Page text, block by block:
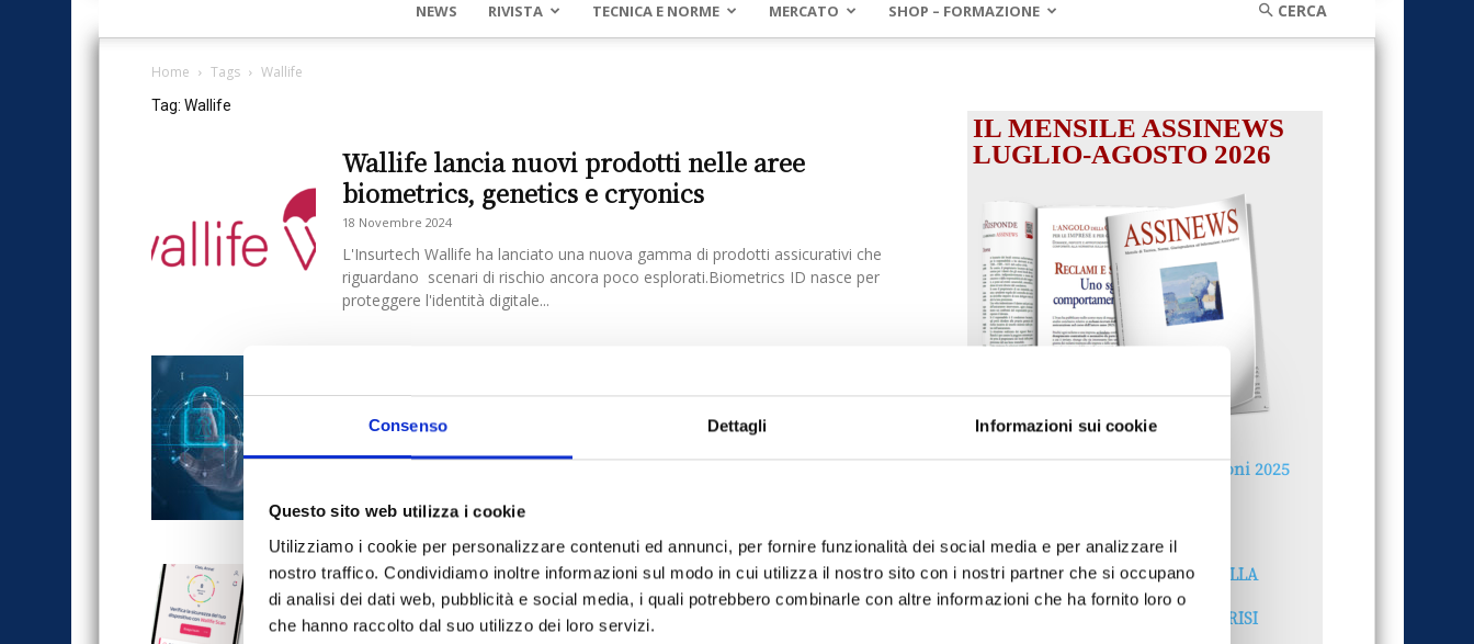
Consenso Dettagli Informazioni sui cookie
Questo sito web utilizza i cookie
Utilizziamo i cookie per personalizzare contenuti ed annunci, per fornire funzionalità dei social media e per analizzare il
nostro traffico. Condividiamo inoltre informazioni sul modo in cui utilizza il nostro sito con i nostri partner che si occupano
di analisi dei dati web, pubblicità e social media, i quali potrebbero combinarle con altre informazioni che ha fornito loro o
che hanno raccolto dal suo utilizzo dei loro servizi.
Assinews.it
NEWS RIVISTA TECNICA E NORME MERCATO SHOP – FORMAZIONE
Home Tags Wallife
Tag: Wallife
Wallife lancia nuovi prodotti nelle aree
biometrics, genetics e cryonics
18 Novembre 2024
L'Insurtech Wallife ha lanciato una nuova gamma di prodotti assicurativi che
riguardano scenari di rischio ancora poco esplorati.Biometrics ID nasce per
proteggere l'identità digitale...
distribuzione di Wallife®Digital Care
24 Aprile 2024
Wallife, Insurtech italiana focalizzata nella protezione e assicurazione delle
pagamento autorizzato...
Wallife lancia l’app per proteggere l’identità
digitale
IL MENSILE ASSINEWS
LUGLIO-AGOSTO 2026
Reclami e sanzioni 2025
LA GESTIONE DELLA
REPUTAZIONE.
RECENSIONI E CRISI